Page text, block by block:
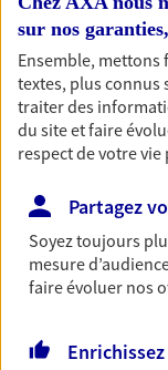
Bricoleuse,
accident du
Accident,
revenus.
Découvrir l'offre
sur nos
Ensemble, mettons
textes, plus connus
traiter des
du site et faire
respect de votre vie
Partagez
Soyez toujours
mesure
faire évoluer nos